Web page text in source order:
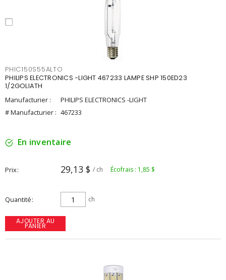
PHIC150S55ALTO
PHILIPS ELECTRONICS -LIGHT 467233 LAMPE SHP 150ED23
1/2GOLIATH
Manufacturier :
PHILIPS ELECTRONICS -LIGHT
# Manufacturier : 467233
En inventaire
Prix 29,13 $ / ch Écofrais : 1,85 $
Quantité ch
AJOUTER AU
PANIER